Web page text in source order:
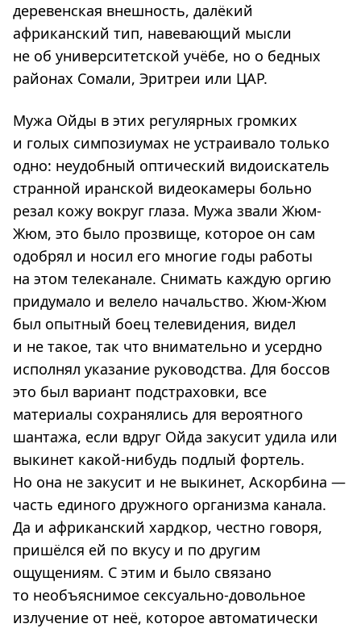
деревенская внешность, далёкий
африканский тип, навевающий мысли
не об университетской учёбе, но о бедных
районах Сомали, Эритреи или ЦАР.
Мужа Ойды в этих регулярных громких
и голых симпозиумах не устраивало только
одно: неудобный оптический видоискатель
странной иранской видеокамеры больно
резал кожу вокруг глаза. Мужа звали Жюм-
Жюм, это было прозвище, которое он сам
одобрял и носил его многие годы работы
на этом телеканале. Снимать каждую оргию
придумало и велело начальство. Жюм-Жюм
был опытный боец телевидения, видел
и не такое, так что внимательно и усердно
исполнял указание руководства. Для боссов
это был вариант подстраховки, все
материалы сохранялись для вероятного
шантажа, если вдруг Ойда закусит удила или
выкинет какой-нибудь подлый фортель.
Но она не закусит и не выкинет, Аскорбина —
часть единого дружного организма канала.
Да и африканский хардкор, честно говоря,
пришёлся ей по вкусу и по другим
ощущениям. С этим и было связано
то необъяснимое сексуально-довольное
излучение от неё, которое автоматически